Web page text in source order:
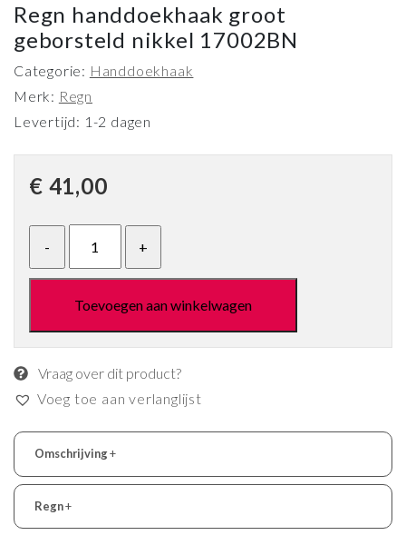
Regn handdoekhaak groot
geborsteld nikkel 17002BN
Categorie: Handdoekhaak
Merk: Regn
Levertijd: 1-2 dagen
€ 41,00
Toevoegen aan winkelwagen
Vraag over dit product?
Voeg toe aan verlanglijst
Omschrijving+
Regn+